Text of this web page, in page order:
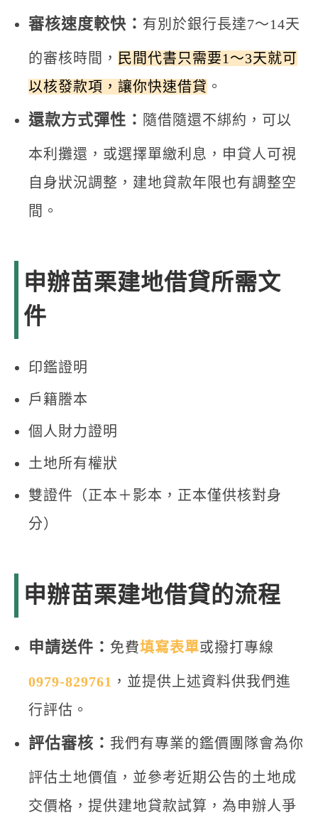
審核速度較快： 有別於銀行長達7～14天
的審核時間， 民間代書只需要1～3天就可
以核發款項，讓你快速借貸 。
還款方式彈性： 隨借隨還不綁約，可以
本利攤還，或選擇單繳利息，申貸人可視
自身狀況調整，建地貸款年限也有調整空
間。
申辦苗栗建地借貸所需文
件
印鑑證明
戶籍謄本
個人財力證明
土地所有權狀
雙證件（正本＋影本，正本僅供核對身
分）
申辦苗栗建地借貸的流程
申請送件： 免費填寫表單或撥打專線
0979-829761 ，並提供上述資料供我們進
行評估。
評估審核： 我們有專業的鑑價團隊會為你
評估土地價值，並參考近期公告的土地成
交價格，提供建地貸款試算，為申辦人爭